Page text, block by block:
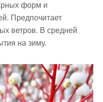
форм и
Предпочитает
ветров. В средней
на зиму.